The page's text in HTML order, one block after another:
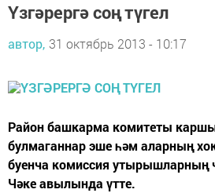
Үзгәрергә соң түгел
автор, 31 октябрь 2013 - 10:17
Район башкарма комитеты
булмаганнар эше һәм аларның
буенча комиссия утырышларның
Чәке авылында үтте.